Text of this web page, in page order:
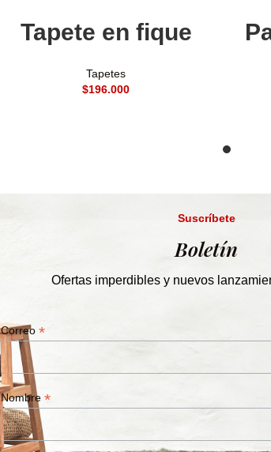
Tapete en fique
Tapetes
$
Suscríbete
Boletín
Ofertas imperdibles y nuevos
Correo *
Nombre *